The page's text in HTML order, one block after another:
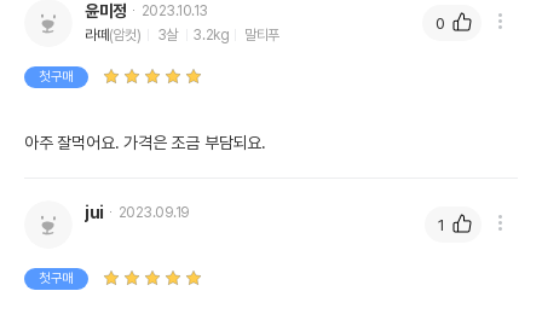
윤미정
2023.10.13
라떼 (암컷) 3살 3.2kg 말티푸
첫구매
아주 잘먹어요. 가격은 조금 부담되요.
0
jui 2023.09.19
첫구매
1